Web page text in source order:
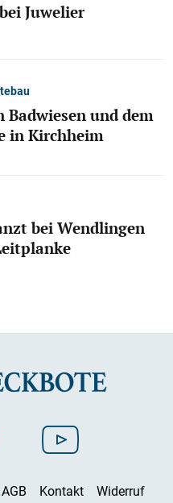
Juwelier
Badwiesen und dem
in Kirchheim
bei Wendlingen
AGB Kontakt Widerruf